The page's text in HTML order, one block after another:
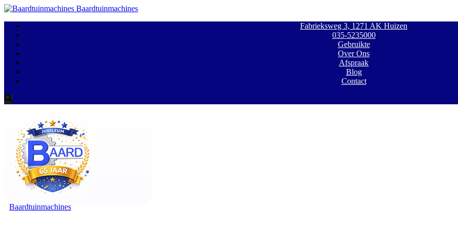
Baardtuinmachines
Fabrieksweg 3, 1271 AK Huizen
035-5235000
Gebruikte
Over Ons
Afspraak
Blog
Contact
Baardtuinmachines